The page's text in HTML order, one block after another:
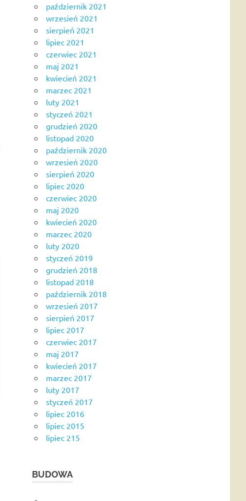
październik 2021
wrzesień 2021
sierpień 2021
lipiec 2021
czerwiec 2021
maj 2021
kwiecień 2021
marzec 2021
luty 2021
styczeń 2021
grudzień 2020
listopad 2020
październik 2020
wrzesień 2020
sierpień 2020
lipiec 2020
czerwiec 2020
maj 2020
kwiecień 2020
marzec 2020
luty 2020
styczeń 2019
grudzień 2018
listopad 2018
październik 2018
wrzesień 2017
sierpień 2017
lipiec 2017
czerwiec 2017
maj 2017
kwiecień 2017
marzec 2017
luty 2017
styczeń 2017
lipiec 2016
lipiec 2015
lipiec 215
BUDOWA